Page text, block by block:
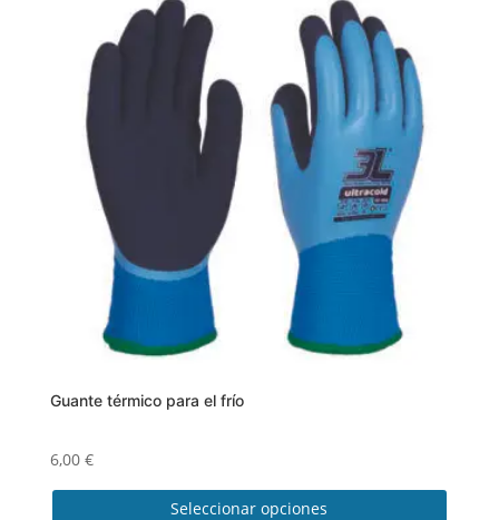
variantes.
opciones
pueden
producto
Guante térmico para el frío
6,00 €
Seleccionar opciones